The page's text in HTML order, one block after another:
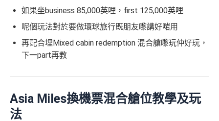
如果坐business 85,000英哩，first 125,000英哩
呢個玩法對於要做環球旅行既朋友嚟講好啱用
再配合埋Mixed cabin redemption 混合艙嚟玩仲好玩，
下一part再教
Asia Miles換機票混合艙位教學及玩
法